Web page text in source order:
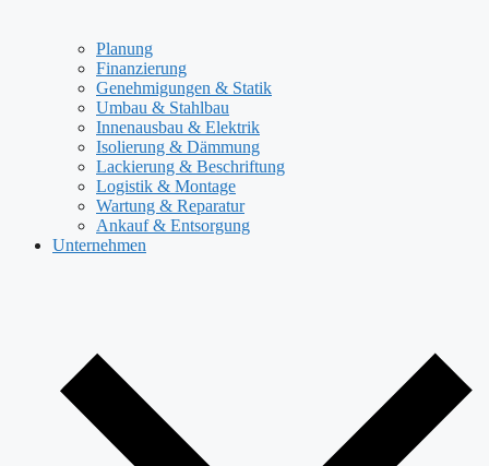
Planung
Finanzierung
Genehmigungen & Statik
Umbau & Stahlbau
Innenausbau & Elektrik
Isolierung & Dämmung
Lackierung & Beschriftung
Logistik & Montage
Wartung & Reparatur
Ankauf & Entsorgung
Unternehmen